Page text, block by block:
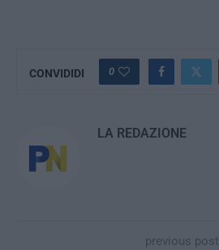
CONVIDIDI 0
LA REDAZIONE
previous post